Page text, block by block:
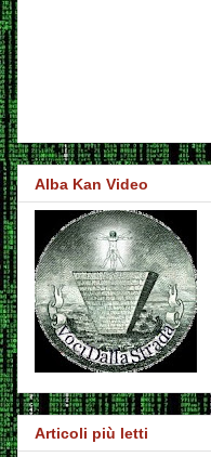
Alba Kan Video
Articoli più letti